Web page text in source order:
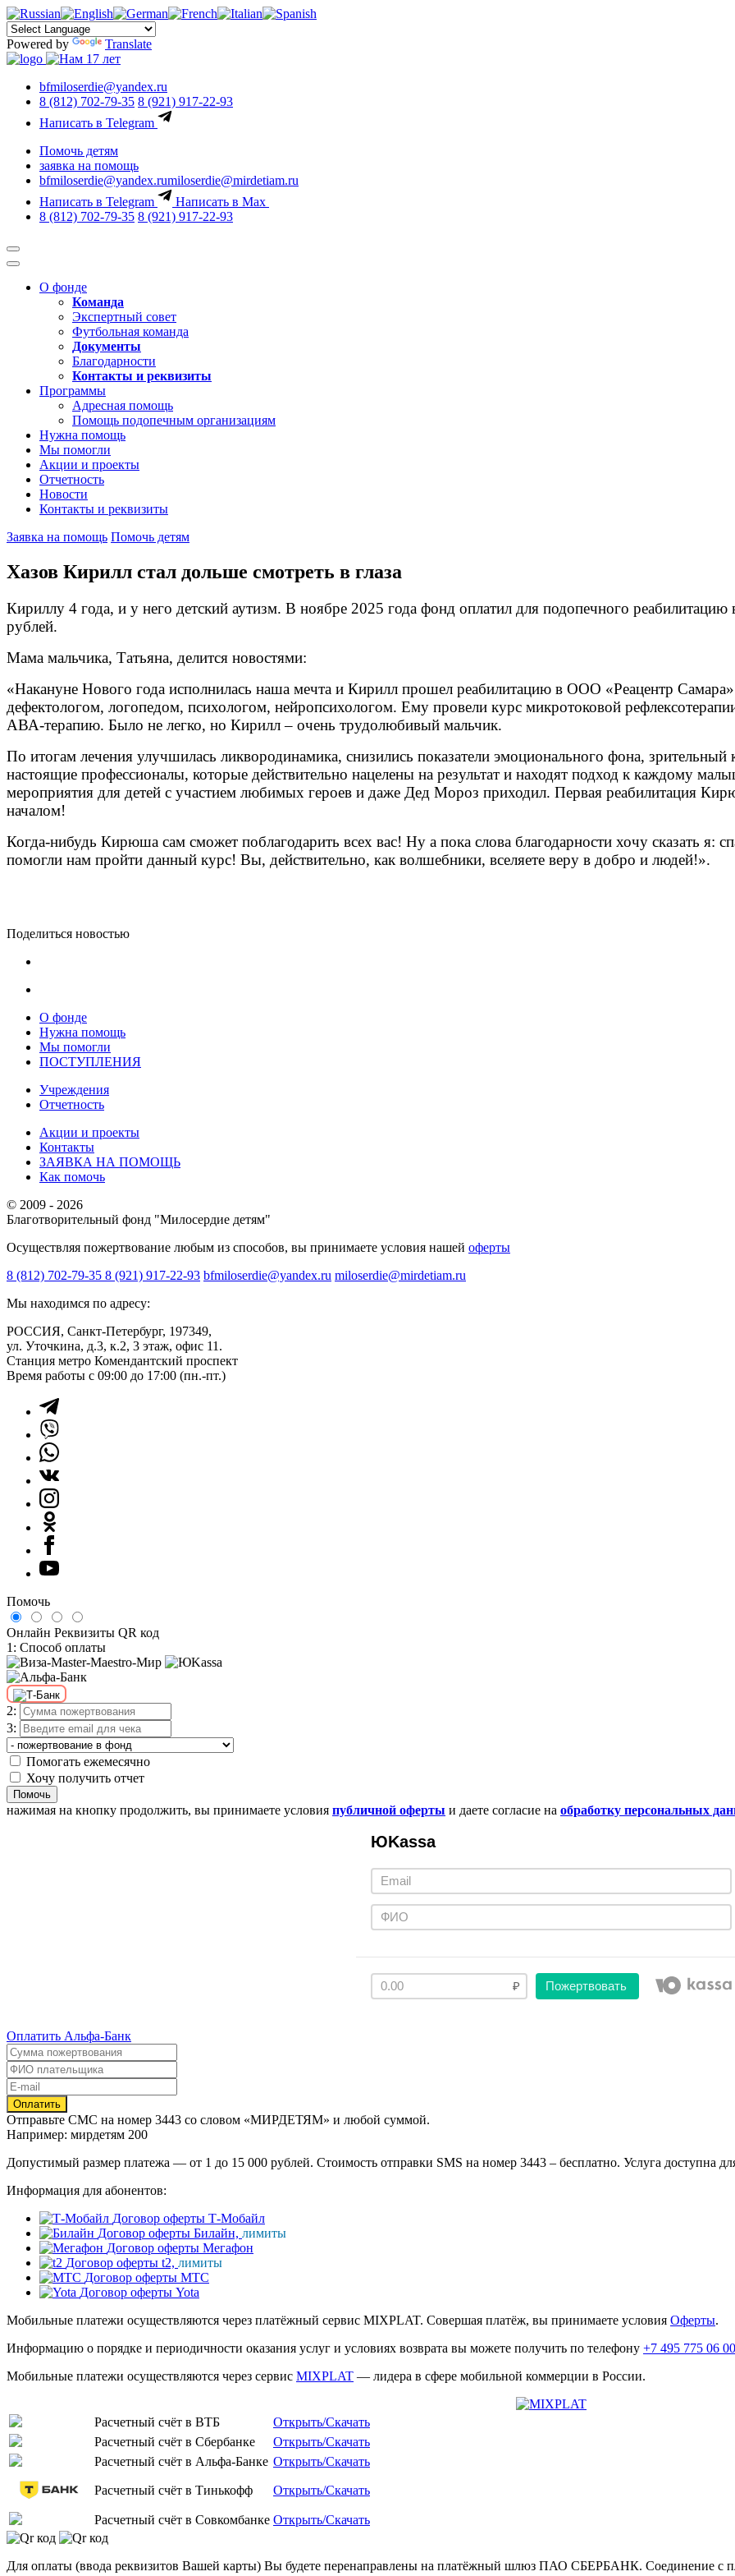
Powered by Translate
bfmiloserdie@yandex.ru
8 (812) 702-79-35 8 (921) 917-22-93
Написать в Telegram
Помочь детям
заявка на помощь
bfmiloserdie@yandex.rumiloserdie@mirdetiam.ru
Написать в Telegram
Написать в Max
8 (812) 702-79-35 8 (921) 917-22-93
О фонде
Команда
Экспертный совет
Футбольная команда
Документы
Благодарности
Контакты и реквизиты
Программы
Адресная помощь
Помощь подопечным организациям
Нужна помощь
Мы помогли
Акции и проекты
Отчетность
Новости
Контакты и реквизиты
Заявка на помощь Помочь детям
Хазов Кирилл стал дольше смотреть в глаза
Кириллу 4 года, и у него детский аутизм. В ноябре 2025 года фонд оплатил для подопечного
рублей.
Мама мальчика, Татьяна, делится новостями:
«Накануне Нового года исполнилась наша мечта и Кирилл прошел реабилитацию в ООО «Реацентр
дефектологом, логопедом, психологом, нейропсихологом. Ему провели курс микротоковой
АВА-терапию. Было не легко, но Кирилл – очень трудолюбивый мальчик.
По итогам лечения улучшилась ликвородинамика, снизились показатели эмоционального фона,
настоящие профессионалы, которые действительно нацелены на результат и находят подход к каждому
мероприятия для детей с участием любимых героев и даже Дед Мороз приходил. Первая реабилитация
началом!
Когда-нибудь Кирюша сам сможет поблагодарить всех вас! Ну а пока слова благодарности хочу сказать я:
помогли нам пройти данный курс! Вы, действительно, как волшебники, вселяете веру в добро и людей!».
Поделиться новостью
О фонде
Нужна помощь
Мы помогли
ПОСТУПЛЕНИЯ
Учреждения
Отчетность
Акции и проекты
Контакты
ЗАЯВКА НА ПОМОЩЬ
Как помочь
© 2009 - 2026
Благотворительный фонд "Милосердие детям"
Осуществляя пожертвование любым из способов, вы принимаете условия нашей оферты
8 (812) 702-79-35 8 (921) 917-22-93 bfmiloserdie@yandex.ru miloserdie@mirdetiam.ru
Мы находимся по адресу:
РОССИЯ, Санкт-Петербург, 197349,
ул. Уточкина, д.3, к.2, 3 этаж, офис 11.
Станция метро Комендантский проспект
Время работы с 09:00 до 17:00 (пн.-пт.)
Помочь
Онлайн Реквизиты QR код
1: Способ оплаты
2:
3:
Помогать ежемесячно
Хочу получить отчет
Помочь
нажимая на кнопку продолжить, вы принимаете условия публичной оферты и даете согласие на обработку персональных
ЮKassa
Пожертвовать
Оплатить Альфа-Банк
Отправьте СМС на номер 3443 со словом «МИРДЕТЯМ» и любой суммой.
Например: мирдетям 200
Допустимый размер платежа — от 1 до 15 000 рублей. Стоимость отправки SMS на номер 3443 – бесплатно. Услуга
Информация для абонентов:
Договор оферты Т-Мобайл
Договор оферты Билайн, лимиты
Договор оферты Мегафон
Договор оферты t2, лимиты
Договор оферты МТС
Договор оферты Yota
Мобильные платежи осуществляются через платёжный сервис MIXPLAT. Совершая платёж, вы принимаете условия Оферты.
Информацию о порядке и периодичности оказания услуг и условиях возврата вы можете получить по телефону +7 495 775 06 00
Мобильные платежи осуществляются через сервис MIXPLAT — лидера в сфере мобильной коммерции в России.
Расчетный счёт в ВТБ
Открыть/Скачать
Расчетный счёт в Сбербанке
Открыть/Скачать
Расчетный счёт в Альфа-Банке Открыть/Скачать
Расчетный счёт в Тинькофф Открыть/Скачать
Расчетный счёт в Совкомбанке Открыть/Скачать
Для оплаты (ввода реквизитов Вашей карты) Вы будете перенаправлены на платёжный шлюз ПАО СБЕРБАНК. Соединение с